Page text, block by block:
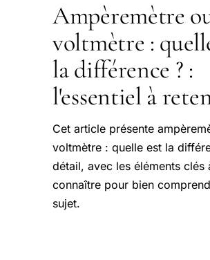
Ampèremètre
voltmètre :
la différence ? :
l'essentiel à
Cet article présente
voltmètre : quelle est la
détail, avec les éléments clés
connaître pour bien
sujet.